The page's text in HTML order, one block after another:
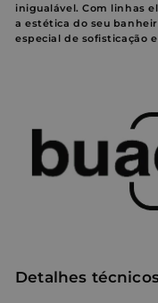
inigualável. Com linhas
a estética do seu
especial de sofisticação
Detalhes